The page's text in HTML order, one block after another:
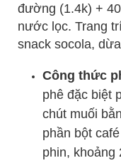
đường (1.4k) +
nước lọc. Trang
snack socola,
Công thức
phê đặc biệt
chút muối
phần bột
phin, khoảng